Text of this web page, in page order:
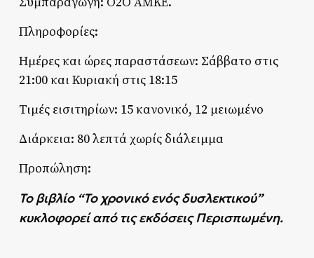
Πληροφορίες:
Ημέρες και ώρες παραστάσεων: Σάββατο στις
21:00 και Κυριακή στις 18:15
Τιμές εισιτηρίων: 15 κανονικό, 12 μειωμένο
Διάρκεια: 80 λεπτά χωρίς διάλειμμα
Προπώληση:
Το βιβλίο “Το χρονικό ενός δυσλεκτικού”
κυκλοφορεί από τις εκδόσεις Περισπωμένη.